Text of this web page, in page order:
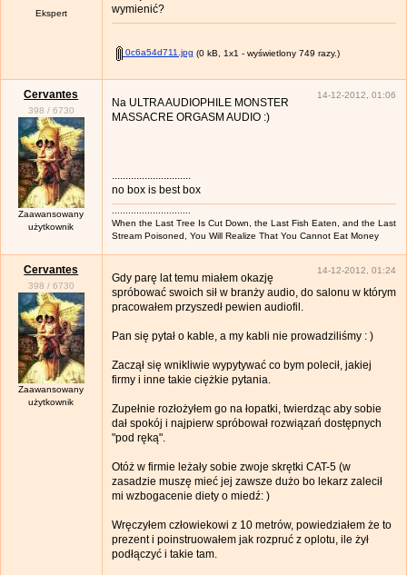
Ekspert
wymienić?
0c6a54d711.jpg (0 kB, 1x1 - wyświetlony 749 razy.)
Cervantes
398 / 6730
Zaawansowany
użytkownik
14-12-2012, 01:06
Na ULTRA AUDIOPHILE MONSTER
MASSACRE ORGASM AUDIO :)
.............................
no box is best box
When the Last Tree Is Cut Down, the Last Fish Eaten, and the Last
Stream Poisoned, You Will Realize That You Cannot Eat Money
Cervantes
398 / 6730
Zaawansowany
użytkownik
14-12-2012, 01:24
Gdy parę lat temu miałem okazję
spróbować swoich sił w branży audio, do salonu w którym
pracowałem przyszedł pewien audiofil.
Pan się pytał o kable, a my kabli nie prowadziliśmy : )
Zaczął się wnikliwie wypytywać co bym polecił, jakiej
firmy i inne takie ciężkie pytania.
Zupełnie rozłożyłem go na łopatki, twierdząc aby sobie
dał spokój i najpierw spróbował rozwiązań dostępnych
"pod ręką".
Otóż w firmie leżały sobie zwoje skrętki CAT-5 (w
zasadzie muszę mieć jej zawsze dużo bo lekarz zalecił
mi wzbogacenie diety o miedź: )
Wręczyłem człowiekowi z 10 metrów, powiedziałem że to
prezent i poinstruowałem jak rozpruć z oplotu, ile żył
podłączyć i takie tam.